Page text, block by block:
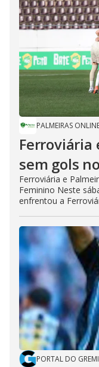
PALMEIRAS
Ferroviária
sem gols
Ferroviária e
Feminino Neste
enfrentou a
PORTAL DO